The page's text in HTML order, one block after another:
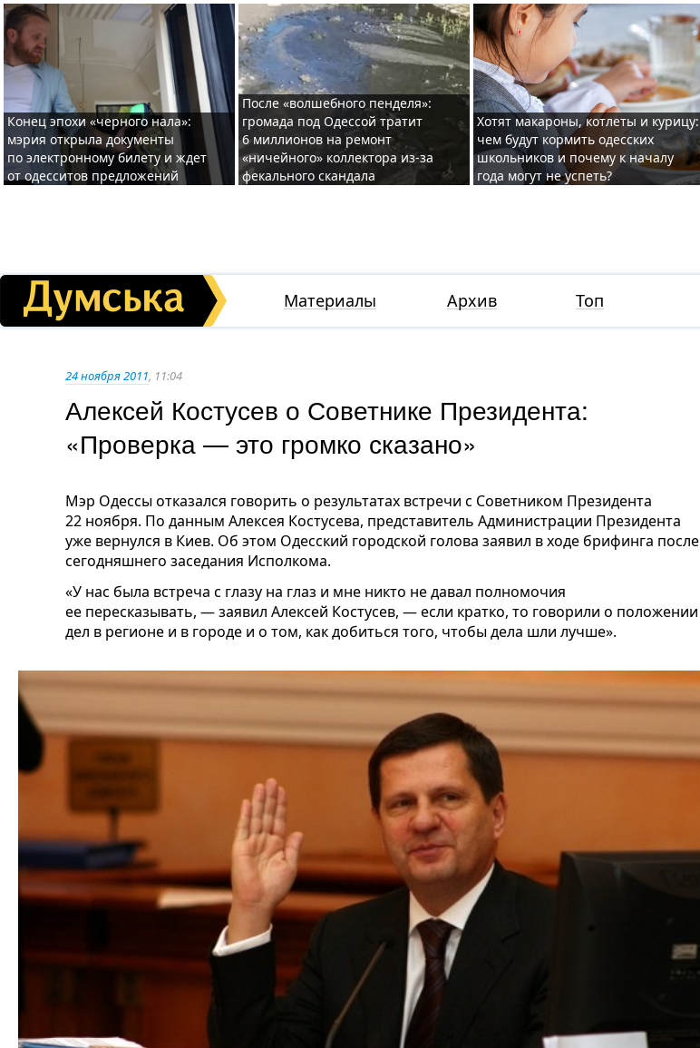
Конец эпохи «черного нала»:
мэрия открыла документы
по электронному билету и ждет
от одесситов предложений
После «волшебного пенделя»:
громада под Одессой тратит
6 миллионов на ремонт
«ничейного» коллектора из-за
фекального скандала
Хотят макароны, котлеты и курицу:
чем будут кормить одесских
школьников и почему к началу
года могут не успеть?
Материалы Архив Топ
24 ноября 2011, 11:04
Алексей Костусев о Советнике Президента:
«Проверка — это громко сказано»
Мэр Одессы отказался говорить о результатах встречи с Советником Президента
22 ноября. По данным Алексея Костусева, представитель Администрации Президента
уже вернулся в Киев. Об этом Одесский городской голова заявил в ходе брифинга после
сегодняшнего заседания Исполкома.
«У нас была встреча с глазу на глаз и мне никто не давал полномочия
ее пересказывать, — заявил Алексей Костусев, — если кратко, то говорили о положении
дел в регионе и в городе и о том, как добиться того, чтобы дела шли лучше».